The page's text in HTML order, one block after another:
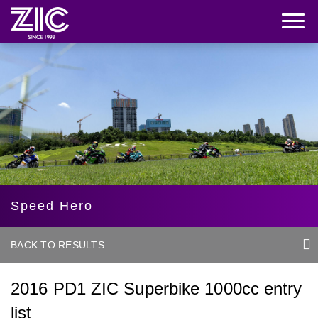
Speed Hero
BACK TO RESULTS
2016 PD1 ZIC Superbike 1000cc entry
list